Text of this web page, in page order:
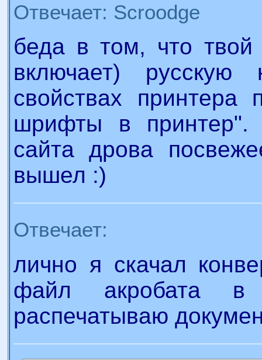
Отвечает: Scroodge
беда в том, что
включает)
свойствах принтера
шрифты в принтер".
сайта дрова
вышел :)
Отвечает:
лично я скачал
файл акробата
распечатываю